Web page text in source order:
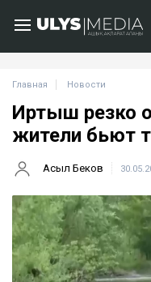
Главная Новости
Иртыш резко
жители бьют
Асыл Беков